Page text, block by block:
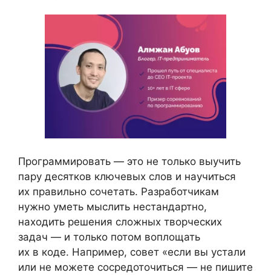
Программировать — это не только выучить
пару десятков ключевых слов и научиться
их правильно сочетать. Разработчикам
нужно уметь мыслить нестандартно,
находить решения сложных творческих
задач — и только потом воплощать
их в коде. Например, совет «если вы устали
или не можете сосредоточиться — не пишите